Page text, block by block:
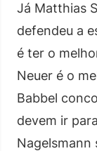
Já Matthias
defendeu a
é ter o
Neuer é o
Babbel
devem ir
Nagelsmann